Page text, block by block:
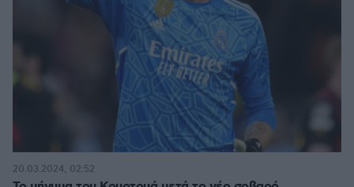
20.03.2024, 02:52